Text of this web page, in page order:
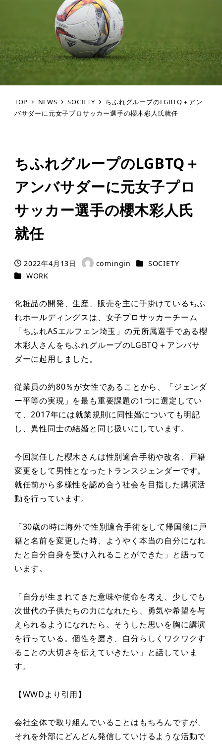
TOP NEWS SOCIETY
ちふれグループのLGBTQ＋アン
バサダーに元女子プロサッカー選手の櫻木彩人氏就任
ちふれグループのLGBTQ＋
アンバサダーに元女子プロ
サッカー選手の櫻木彩人氏
就任
投稿日
2022年4月13日
著
comingin カテゴリー
SOCIETY
カテゴリー
WORK
化粧品の開発、生産、販売を主に手掛けているちふ
れホールディングスは、女子プロサッカーチーム
「ちふれASエルフェン埼玉」の元所属選手である櫻
木彩人さんをちふれグループのLGBTQ＋アンバサ
ダーに起用しました。
従業員の約80％が女性であることから、「ジェンダ
ー平等の実現」を最も重要課題の1つに選定してい
て、2017年には就業規則に同性婚についても明記
し、異性同士の結婚と同じ扱いにしています。
今回就任した櫻木さんは性別適合手術や改名、戸籍
変更をして男性となったトランスジェンダーです。
就任前から多様性を認め合う社会を目指した講演活
動を行っています。
「30歳の時に海外で性別適合手術をして帰国後に戸
籍と名前を変更した時、ようやく本当の自分になれ
たと自分自身を受け入れることができた」と語って
います。
「自分が生まれてきた意味や使命を考え、少しでも
次世代の子供たちの力になれたら、勇気や希望を与
えられるようになれたら。そうした思いを胸に講演
を行っている。個性を磨き、自分らしくワクワクす
ることの大切さを伝えていきたい」と話していま
す。
【WWDより引用】
会社全体で取り組んでいることはもちろんですが、
それを外部にどんどん発信していけるような活動で